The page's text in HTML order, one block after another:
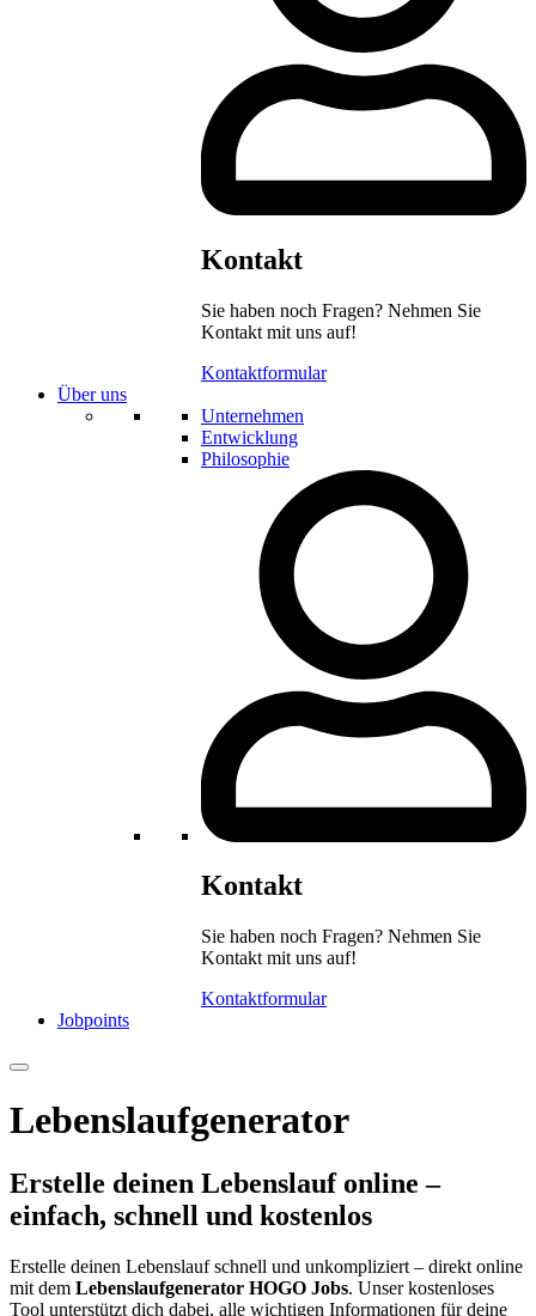
Kontakt
Sie haben noch Fragen? Nehmen Sie
Kontakt mit uns auf!
Kontaktformular
Über uns
Unternehmen
Entwicklung
Philosophie
Kontakt
Sie haben noch Fragen? Nehmen Sie
Kontakt mit uns auf!
Kontaktformular
Jobpoints
Lebenslaufgenerator
Erstelle deinen Lebenslauf online –
einfach, schnell und kostenlos
Erstelle deinen Lebenslauf schnell und unkompliziert – direkt online
mit dem Lebenslaufgenerator HOGO Jobs. Unser kostenloses
Tool unterstützt dich dabei, alle wichtigen Informationen für deine